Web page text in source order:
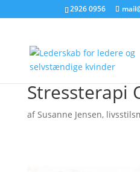
2926 0956
Stressterapi
afSusanne Jensen,